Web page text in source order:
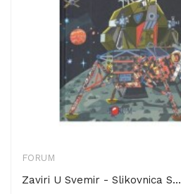
FORUM
Zaviri U Svemir - Slikovnica S...